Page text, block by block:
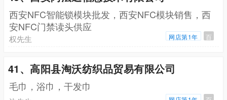
西安NFC智能锁模块批发，西安NFC模块销售，西
安NFC门禁读头供应
权先生 网店第1年 百
41、高阳县淘沃纺织品贸易有限公司
毛巾，浴巾，干发巾